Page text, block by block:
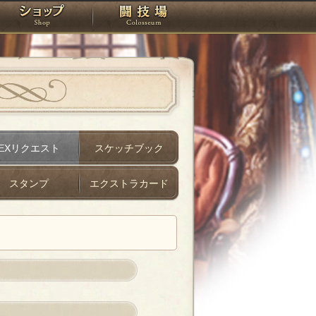
タジオ ショップ 闘技場
リクエスト スケッチブック
スタンプ エクストラカード